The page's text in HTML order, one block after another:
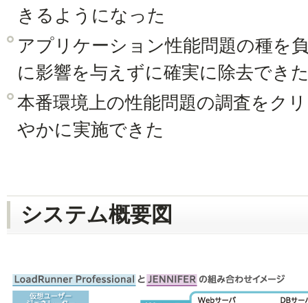
きるようになった
アプリケーション性能問題の種を
に影響を与えずに確実に除去でき
本番環境上の性能問題の調査をク
やかに実施できた
システム概要図